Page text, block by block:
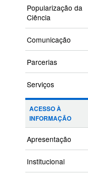
Popularização da
Ciência
Comunicação
Parcerias
Serviços
ACESSO À
INFORMAÇÃO
Apresentação
Institucional